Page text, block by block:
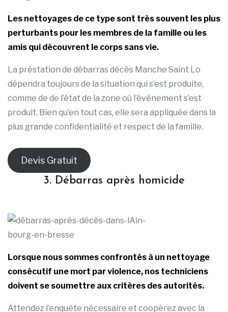
Les nettoyages de ce type sont très souvent les plus
perturbants pour les membres de la famille ou les
amis qui découvrent le corps sans vie.
La préstation de débarras décès Manche Saint Lo
dépendra toujours de la situation qui s’est produite,
comme de de l’état de la zone où l’événement s’est
produit. Bien qu’en tout cas, elle sera appliquée dans la
plus grande confidentialité et respect de la famille.
Devis Gratuit
3. Débarras après homicide
Lorsque nous sommes confrontés à un nettoyage
consécutif une mort par violence, nos techniciens
doivent se soumettre aux critères des autorités.
Attendez l’enquête nécessaire et coopérez avec la